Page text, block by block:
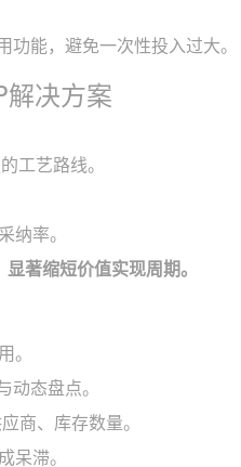
能，避免一次性投入过大。
决方案
工艺路线。
纳率。
著缩短价值实现周期。
。
动态盘点。
商、库存数量。
呆滞。